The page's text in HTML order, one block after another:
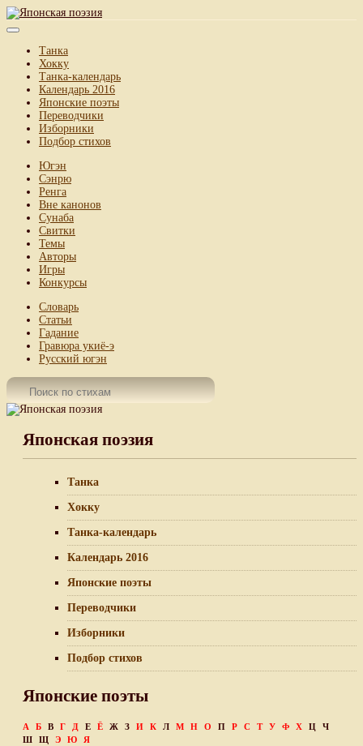
Танка
Хокку
Танка-календарь
Календарь 2016
Японские поэты
Переводчики
Изборники
Подбор стихов
Югэн
Сэнрю
Ренга
Вне канонов
Сунаба
Свитки
Темы
Авторы
Игры
Конкурсы
Словарь
Статьи
Гадание
Гравюра укиё-э
Русский югэн
Японская поэзия
Танка
Хокку
Танка-календарь
Календарь 2016
Японские поэты
Переводчики
Изборники
Подбор стихов
Японские поэты
А Б В Г Д Е Ё Ж З И К Л М Н О П Р С Т У Ф Х Ц
Ч
Ш
Щ Э Ю Я